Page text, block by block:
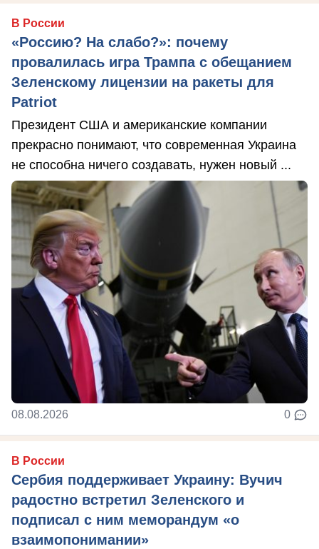
В России
«Россию? На слабо?»: почему
провалилась игра Трампа с обещанием
Зеленскому лицензии на ракеты для
Patriot
Президент США и американские компании
прекрасно понимают, что современная Украина
не способна ничего создавать, нужен новый ...
08.08.2026 0
В России
Сербия поддерживает Украину: Вучич
радостно встретил Зеленского и
подписал с ним меморандум «о
взаимопонимании»